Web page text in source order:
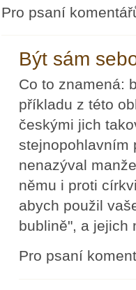
Pro psaní
Být sám
Co to znamená:
příkladu z této
českými jich
stejnopohlavním
nenazýval
němu i proti
abych použil
bublině", a jejich
Pro psaní